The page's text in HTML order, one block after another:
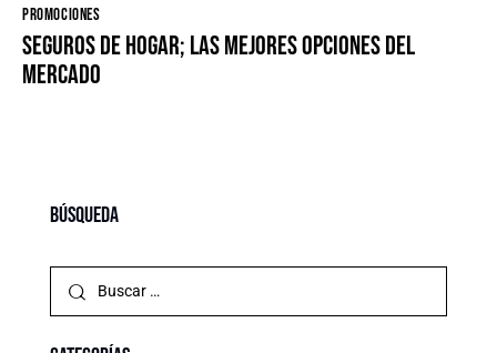
PROMOCIONES
Seguros de Hogar; Las mejores opciones del
mercado
Búsqueda